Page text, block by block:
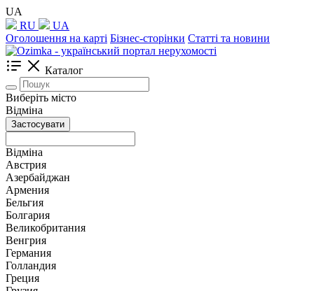
UA
RU
UA
Оголошення на карті Бізнес-сторінки Статті та новини
Каталог
Виберіть місто
Відміна
Застосувати
Відміна
Австрия
Азербайджан
Армения
Бельгия
Болгария
Великобритания
Венгрия
Германия
Голландия
Греция